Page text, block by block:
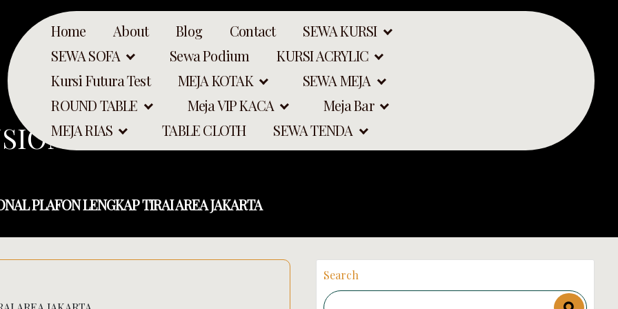
Home About Blog Contact
SEWA KURSI
SEWA SOFA
Sewa Podium
KURSI ACRYLIC
Kursi Futura Test
MEJA KOTAK
SEWA MEJA
ROUND TABLE
Meja VIP KACA
Meja Bar
MEJA RIAS
TABLE CLOTH SEWA TENDA
PLAFON LENGKAP TIRAI AREA
PLAFON LENGKAP TIRAI AREA JAKARTA
Search